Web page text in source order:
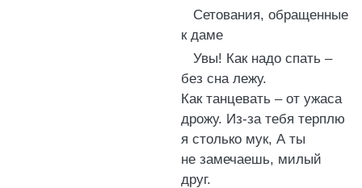
Сетования, обращенные
к даме
Увы! Как надо спать –
без сна лежу.
Как танцевать – от ужаса
дрожу. Из‑за тебя терплю
я столько мук, А ты
не замечаешь, милый
друг.